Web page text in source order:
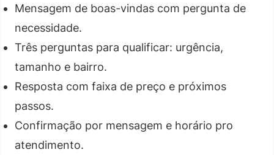
Mensagem de boas-vindas com pergunta de
necessidade.
Três perguntas para qualificar: urgência,
tamanho e bairro.
Resposta com faixa de preço e próximos
passos.
Confirmação por mensagem e horário pro
atendimento.